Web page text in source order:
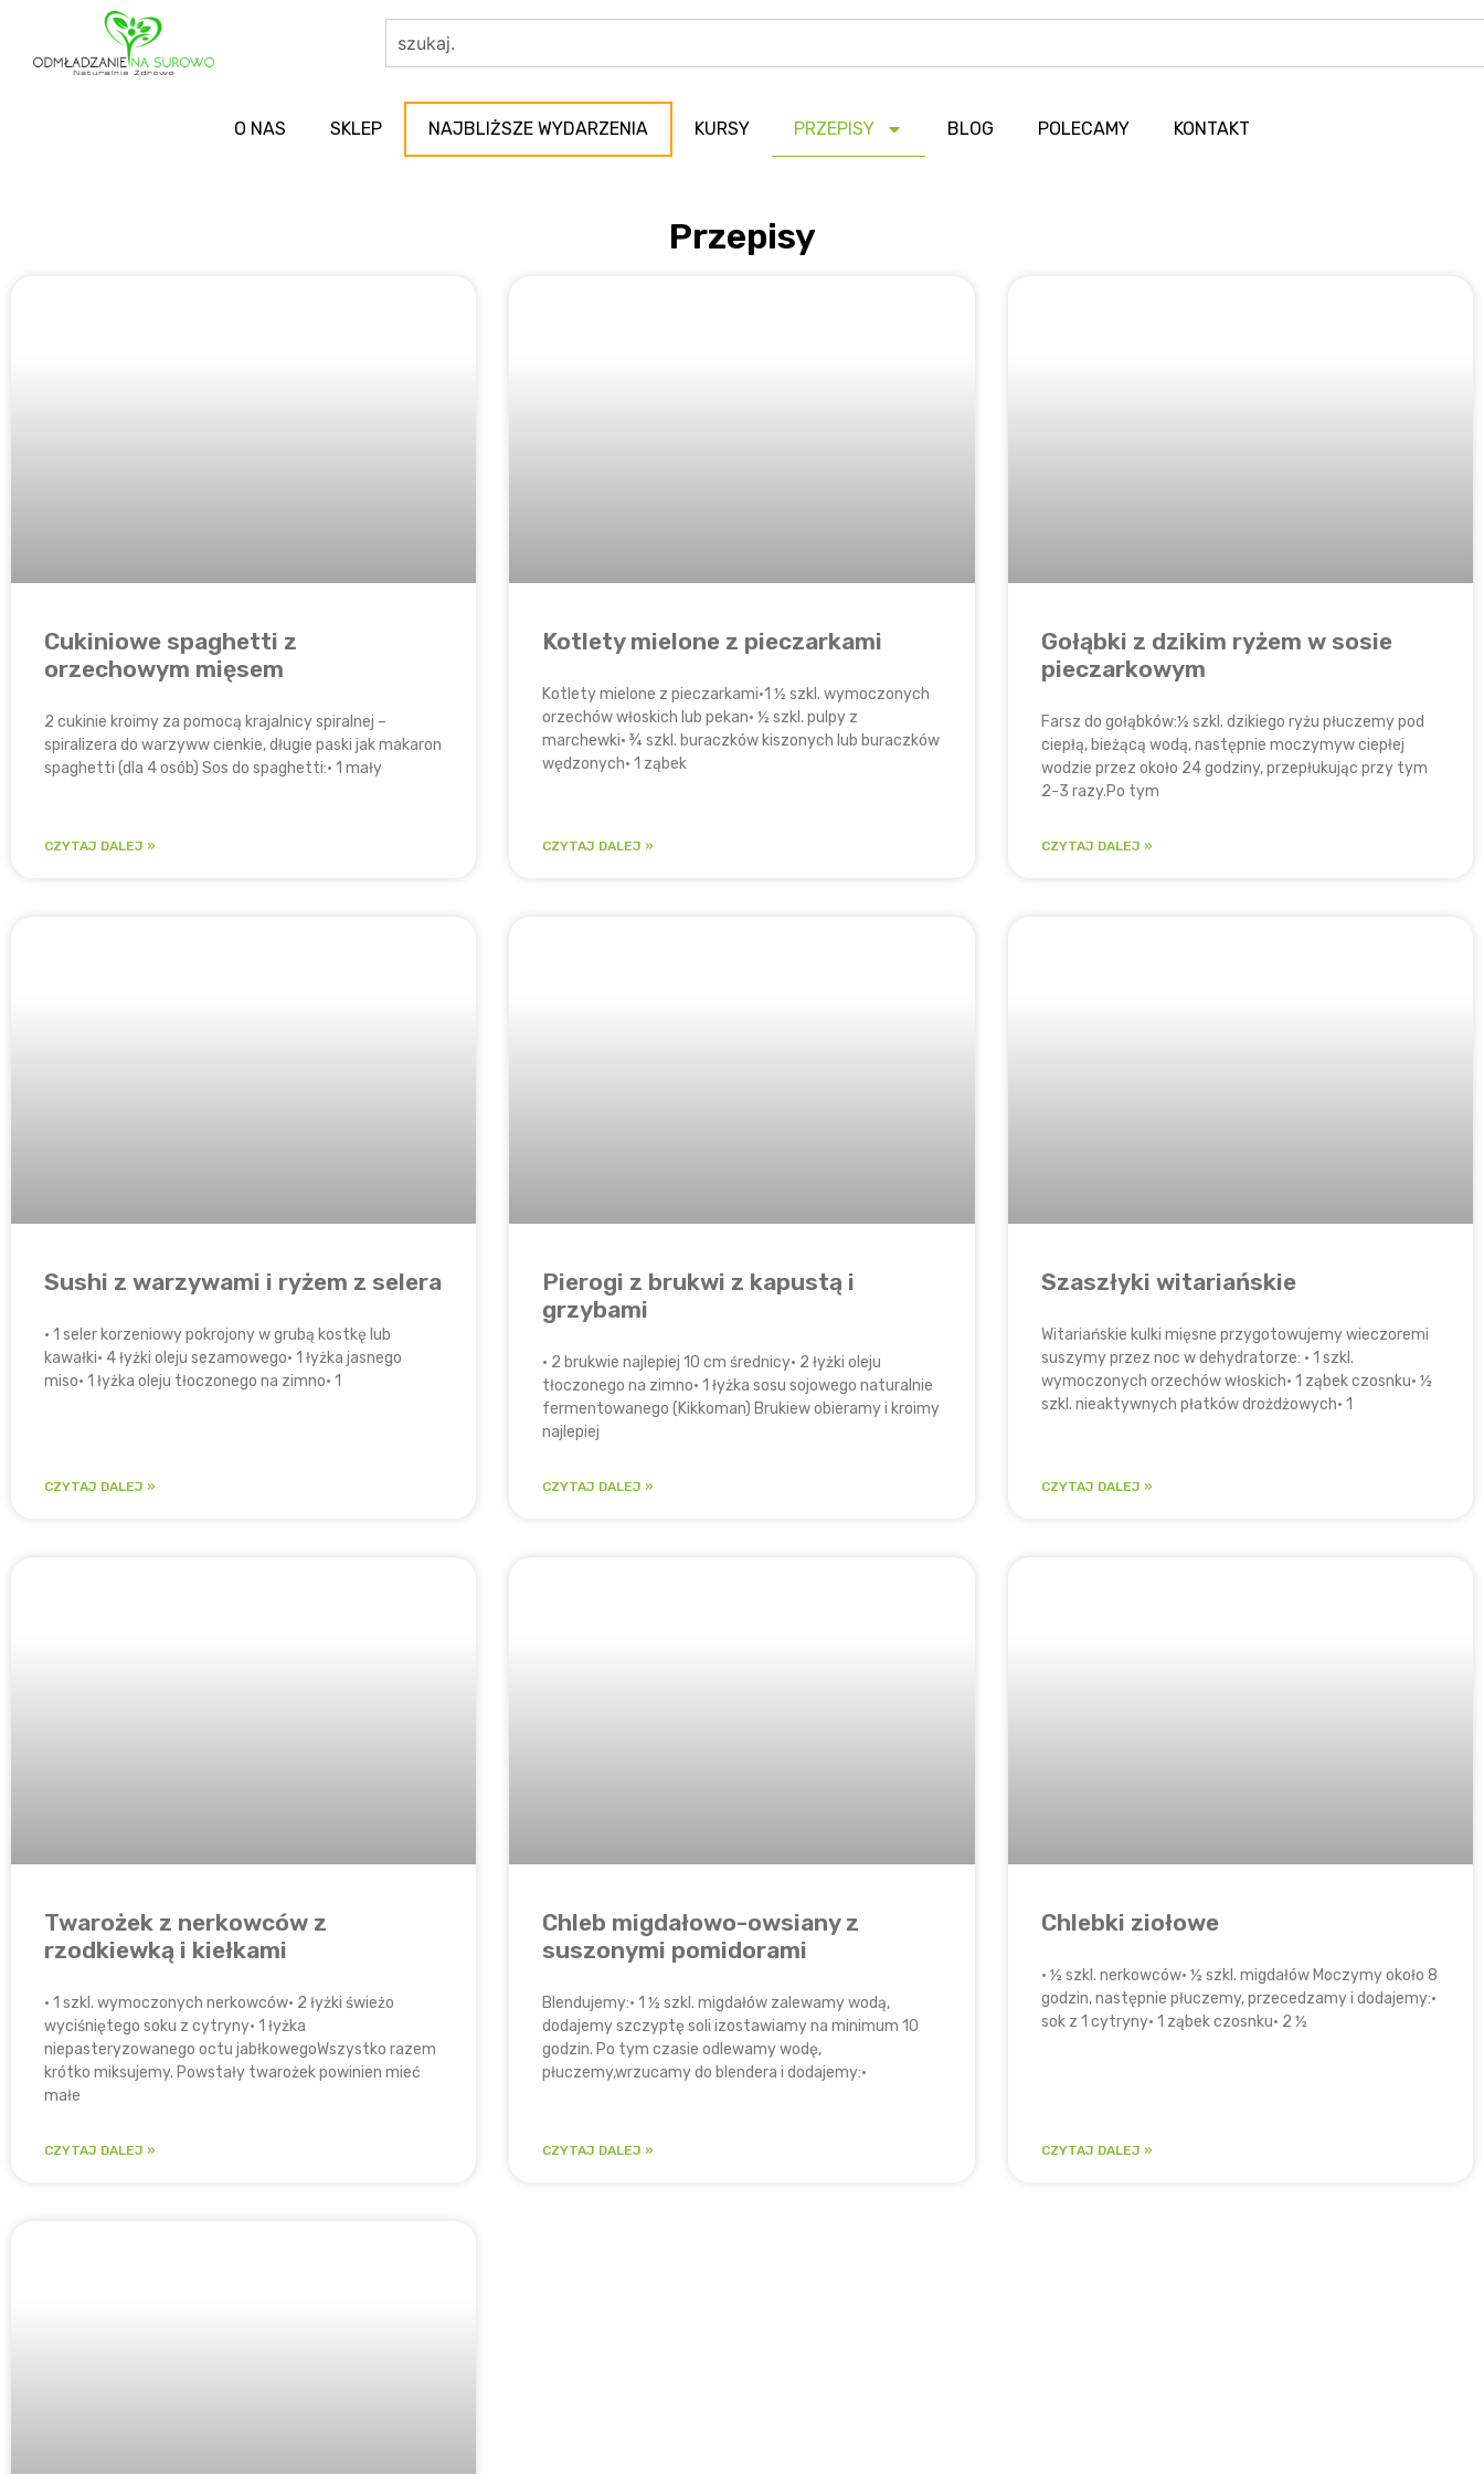
O NAS SKLEP NAJBLIŻSZE WYDARZENIA KURSY PRZEPISY BLOG POLECAMY KONTAKT
Przepisy
Cukiniowe spaghetti z
orzechowym mięsem
2 cukinie kroimy za pomocą krajalnicy spiralnej –
spiralizera do warzyww cienkie, długie paski jak makaron
spaghetti (dla 4 osób) Sos do spaghetti:• 1 mały
CZYTAJ DALEJ »
Kotlety mielone z pieczarkami
Kotlety mielone z pieczarkami​•1 ½ szkl. wymoczonych
orzechów włoskich lub pekan• ½ szkl. pulpy z
marchewki• ¾ szkl. buraczków kiszonych lub buraczków
wędzonych• 1 ząbek
CZYTAJ DALEJ »
Gołąbki z dzikim ryżem w sosie
pieczarkowym
Farsz do gołąbków:½ szkl. dzikiego ryżu płuczemy pod
ciepłą, bieżącą wodą, następnie moczymyw ciepłej
wodzie przez około 24 godziny, przepłukując przy tym
2-3 razy.Po tym
CZYTAJ DALEJ »
Sushi z warzywami i ryżem z selera
• 1 seler korzeniowy pokrojony w grubą kostkę lub
kawałki• 4 łyżki oleju sezamowego• 1 łyżka jasnego
miso• 1 łyżka oleju tłoczonego na zimno• 1
CZYTAJ DALEJ »
Pierogi z brukwi z kapustą i
grzybami
• 2 brukwie najlepiej 10 cm średnicy• 2 łyżki oleju
tłoczonego na zimno• 1 łyżka sosu sojowego naturalnie
fermentowanego (Kikkoman) Brukiew obieramy i kroimy
najlepiej
CZYTAJ DALEJ »
Szaszłyki witariańskie
Witariańskie kulki mięsne przygotowujemy wieczoremi
suszymy przez noc w dehydratorze: • 1 szkl.
wymoczonych orzechów włoskich• 1 ząbek czosnku• ½
szkl. nieaktywnych płatków drożdżowych• 1
CZYTAJ DALEJ »
Twarożek z nerkowców z
rzodkiewką i kiełkami
• 1 szkl. wymoczonych nerkowców• 2 łyżki świeżo
wyciśniętego soku z cytryny• 1 łyżka
niepasteryzowanego octu jabłkowego​Wszystko razem
krótko miksujemy. Powstały twarożek powinien mieć
małe
CZYTAJ DALEJ »
Chleb migdałowo-owsiany z
suszonymi pomidorami
Blendujemy:• 1 ½ szkl. migdałów zalewamy wodą,
dodajemy szczyptę soli izostawiamy na minimum 10
godzin. Po tym czasie odlewamy wodę,
płuczemy,wrzucamy do blendera i dodajemy:•
CZYTAJ DALEJ »
Chlebki ziołowe
• ½ szkl. nerkowców• ½ szkl. migdałów Moczymy około 8
godzin, następnie płuczemy, przecedzamy i dodajemy:•
sok z 1 cytryny• 1 ząbek czosnku• 2 ½
CZYTAJ DALEJ »